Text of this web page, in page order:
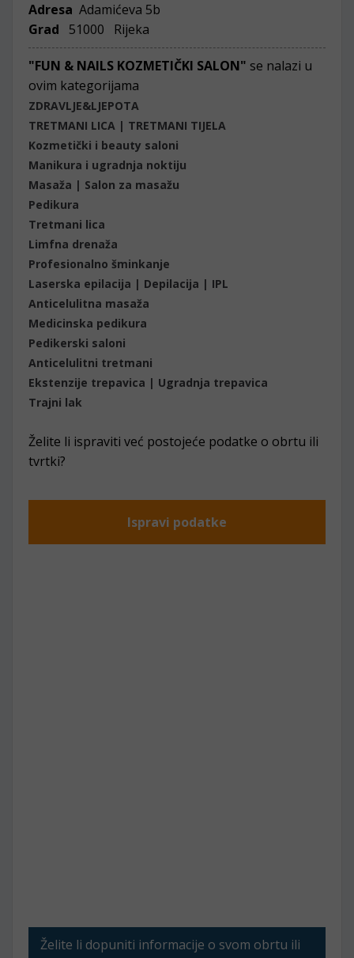
Adresa Adamićeva 5b
Grad
51000 Rijeka
"FUN & NAILS KOZMETIČKI SALON" se nalazi u
ovim kategorijama
ZDRAVLJE&LJEPOTA
TRETMANI LICA | TRETMANI TIJELA
Kozmetički i beauty saloni
Manikura i ugradnja noktiju
Masaža | Salon za masažu
Pedikura
Tretmani lica
Limfna drenaža
Profesionalno šminkanje
Laserska epilacija | Depilacija | IPL
Anticelulitna masaža
Medicinska pedikura
Pedikerski saloni
Anticelulitni tretmani
Ekstenzije trepavica | Ugradnja trepavica
Trajni lak
Želite li ispraviti već postojeće podatke o obrtu ili
tvrtki?
Ispravi podatke
Želite li dopuniti informacije o svom obrtu ili